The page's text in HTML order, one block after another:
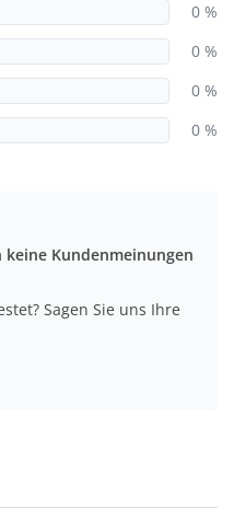
0 %
0 %
0 %
0 %
Kundenmeinungen
Sagen Sie uns Ihre